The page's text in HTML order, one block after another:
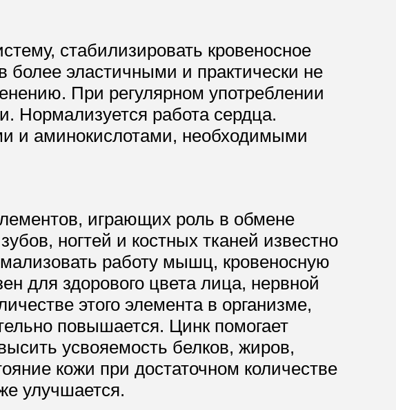
стабилизировать кровеносное
более эластичными и практически не
При регулярном употреблении
Нормализуется работа сердца.
и аминокислотами, необходимыми
играющих роль в обмене
ногтей и костных тканей известно
работу мышц, кровеносную
для здорового цвета лица, нервной
этого элемента в организме,
повышается. Цинк помогает
усвояемость белков, жиров,
кожи при достаточном количестве
улучшается.